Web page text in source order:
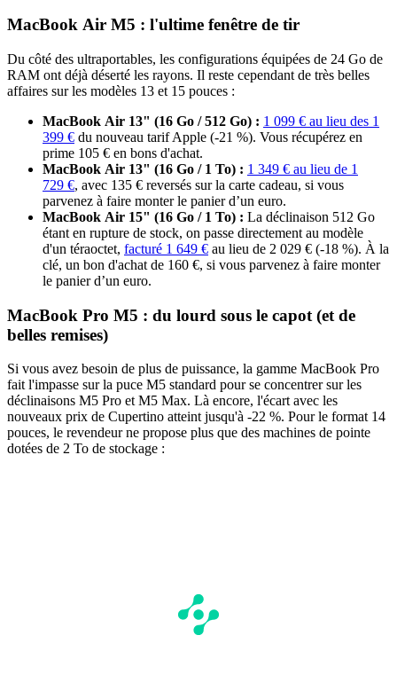
MacBook Air M5 : l'ultime fenêtre de tir
Du côté des ultraportables, les configurations équipées de 24 Go de
RAM ont déjà déserté les rayons. Il reste cependant de très belles
affaires sur les modèles 13 et 15 pouces :
MacBook Air 13" (16 Go / 512 Go) : 1 099 € au lieu des 1
399 € du nouveau tarif Apple (-21 %). Vous récupérez en
prime 105 € en bons d'achat.
MacBook Air 13" (16 Go / 1 To) : 1 349 € au lieu de 1
729 €, avec 135 € reversés sur la carte cadeau, si vous
parvenez à faire monter le panier d’un euro.
MacBook Air 15" (16 Go / 1 To) : La déclinaison 512 Go
étant en rupture de stock, on passe directement au modèle
d'un téraoctet, facturé 1 649 € au lieu de 2 029 € (-18 %). À la
clé, un bon d'achat de 160 €, si vous parvenez à faire monter
le panier d’un euro.
MacBook Pro M5 : du lourd sous le capot (et de
belles remises)
Si vous avez besoin de plus de puissance, la gamme MacBook Pro
fait l'impasse sur la puce M5 standard pour se concentrer sur les
déclinaisons M5 Pro et M5 Max. Là encore, l'écart avec les
nouveaux prix de Cupertino atteint jusqu'à -22 %. Pour le format 14
pouces, le revendeur ne propose plus que des machines de pointe
dotées de 2 To de stockage :